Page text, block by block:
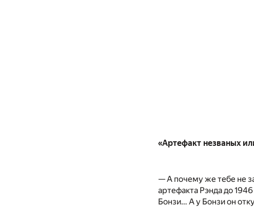
«Артефакт незваных
— А почему же тебе не
артефакта Рэнда до
Бонзи… А у Бонзи он